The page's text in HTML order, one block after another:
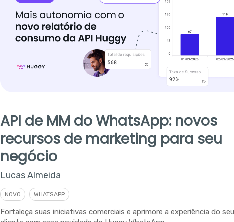
API de MM do WhatsApp: novos
recursos de marketing para seu
negócio
Lucas Almeida
NOVO WHATSAPP
Fortaleça suas iniciativas comerciais e aprimore a experiência do seu